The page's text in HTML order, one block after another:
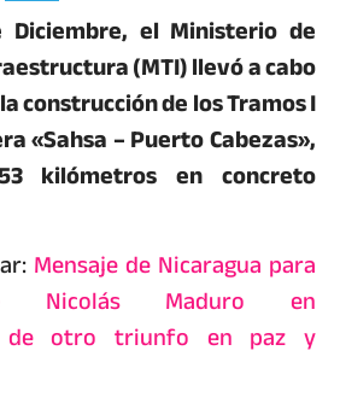
el Ministerio de
(MTI) llevó a cabo
construcción de los Tramos I
«Sahsa – Puerto Cabezas»,
kilómetros en concreto
Mensaje de Nicaragua para
Nicolás Maduro en
de otro triunfo en paz y